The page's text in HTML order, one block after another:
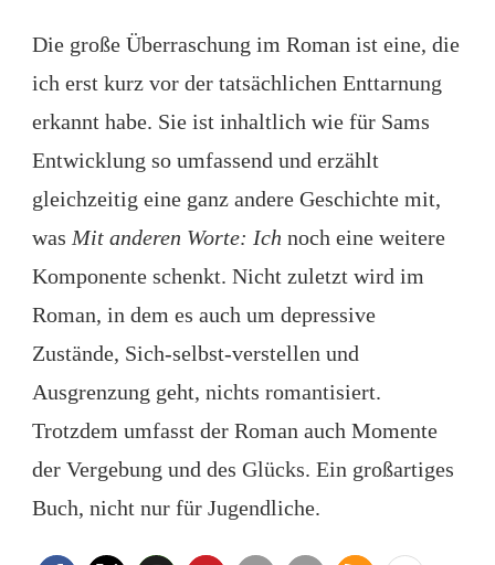
Die große Überraschung im Roman ist eine, die
ich erst kurz vor der tatsächlichen Enttarnung
erkannt habe. Sie ist inhaltlich wie für Sams
Entwicklung so umfassend und erzählt
gleichzeitig eine ganz andere Geschichte mit,
was Mit anderen Worte: Ich noch eine weitere
Komponente schenkt. Nicht zuletzt wird im
Roman, in dem es auch um depressive
Zustände, Sich-selbst-verstellen und
Ausgrenzung geht, nichts romantisiert.
Trotzdem umfasst der Roman auch Momente
der Vergebung und des Glücks. Ein großartiges
Buch, nicht nur für Jugendliche.